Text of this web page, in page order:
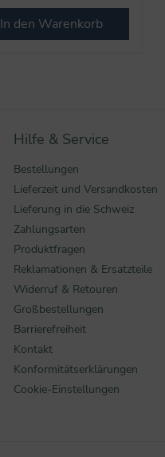
In den Warenkorb
Hilfe & Service
Bestellungen
Lieferzeit und Versandkosten
Lieferung in die Schweiz
Zahlungsarten
Produktfragen
Reklamationen & Ersatzteile
Widerruf & Retouren
Großbestellungen
Barrierefreiheit
Kontakt
Konformitätserklärungen
Cookie-Einstellungen